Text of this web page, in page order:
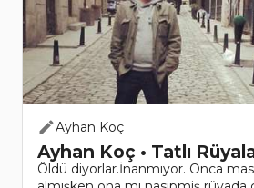
Ayhan Koç
Ayhan Koç • Tatlı
Öldü diyorlar.İnanmıyor. Onca